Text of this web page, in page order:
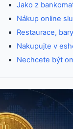
Jako z
Nákup online
Restaurace,
Nakupujte v
Nechcete být